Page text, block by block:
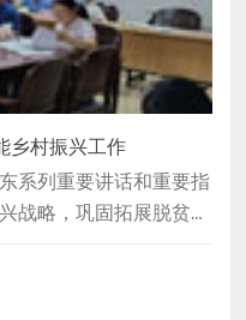
乡村振兴工作
系列重要讲话和重要指
战略，巩固拓展脱贫攻
门镇乡村振兴联席会议
利召开。珠海市总工